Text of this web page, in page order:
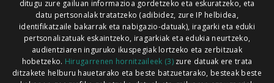
Xorroxin irratia | Lesaka | T. 948638288
Codesyntaxek garatua
ditugu zure gailuan informazioa gordetzeko eta eskuratzeko, eta
datu pertsonalak tratatzeko (adibidez, zure IP helbidea,
identifikatzaile bakarrak eta nabigazio-datuak), iragarki eta eduki
pertsonalizatuak eskaintzeko, iragarkiak eta edukia neurtzeko,
audientziaren inguruko ikuspegiak lortzeko eta zerbitzuak
hobetzeko. Hirugarrenen hornitzaileek (3)zure datuak ere trata
ditzakete helburu hauetarako eta beste batzuetarako, besteak beste